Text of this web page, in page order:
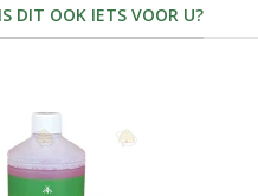
DIT OOK IETS VOOR U?